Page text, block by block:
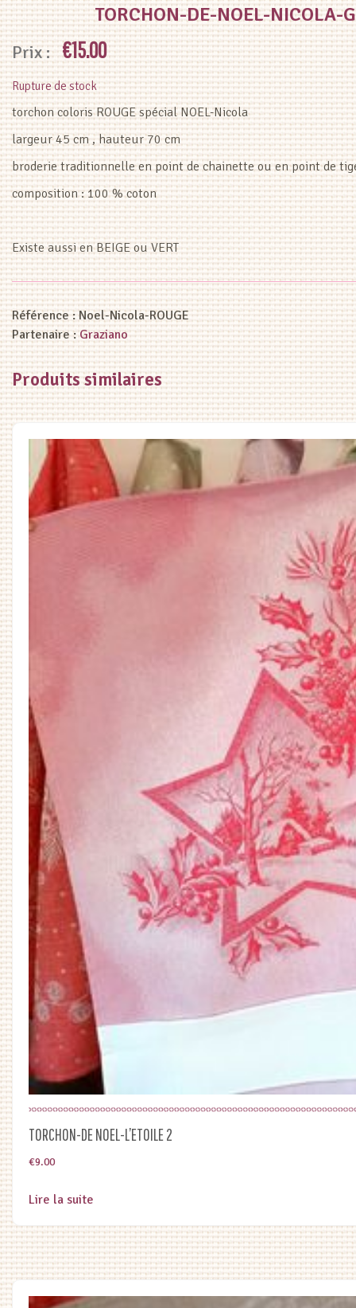
TORCHON-DE-NOEL-NICOLA-
€15.00
Rupture de stock
torchon coloris ROUGE spécial NOEL-Nicola
largeur 45 cm , hauteur 70 cm
broderie traditionnelle en point de chainette ou en point de
composition : 100 % coton
Existe aussi en BEIGE ou VERT
Référence :Noel-Nicola-ROUGE
Partenaire :Graziano
Produits similaires
TORCHON-DE NOEL-L’ETOILE 2
€9.00
Lire la suite